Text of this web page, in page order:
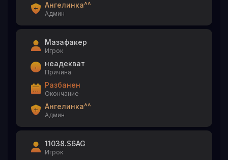
Ангелинка^^
Админ
Мазафакер
Игрок
неадекват
Причина
Разбанен
Окончание
Ангелинка^^
Админ
11038.S6AG
Игрок